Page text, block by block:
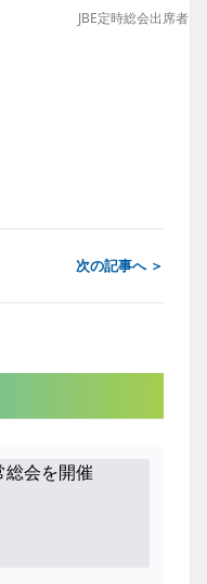
JBE定時総会出席者
次の記事へ ＞